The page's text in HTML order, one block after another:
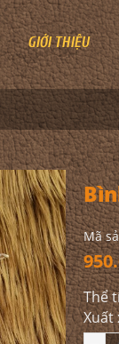
GIỚI THIỆU
Mã
Thể
Xuất